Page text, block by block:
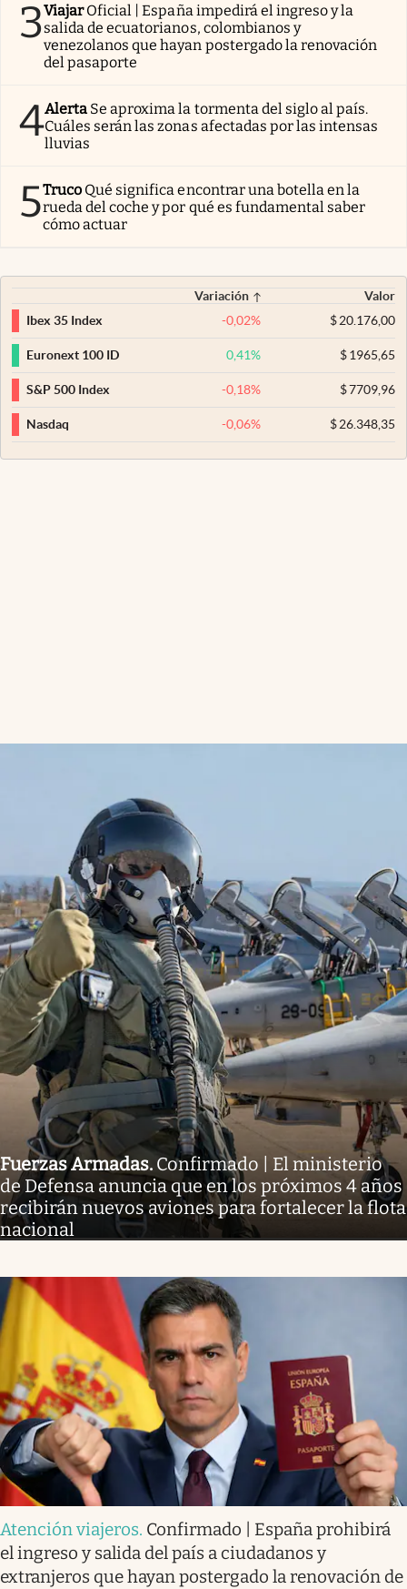
3Viajar Oficial | España impedirá el ingreso y la
salida de ecuatorianos, colombianos y
venezolanos que hayan postergado la renovación
del pasaporte
4Alerta Se aproxima la tormenta del siglo al país.
Cuáles serán las zonas afectadas por las intensas
lluvias
5Truco Qué significa encontrar una botella en la
rueda del coche y por qué es fundamental saber
cómo actuar
Variación
Valor
Ibex 35 Index
-0,02% $20.176,00
Euronext 100 ID 0,41% $1965,65
S&P 500 Index -0,18% $7709,96
Nasdaq -0,06% $26.348,35
Fuerzas Armadas. Confirmado | El ministerio
de Defensa anuncia que en los próximos 4 años
recibirán nuevos aviones para fortalecer la flota
nacional
Atención viajeros. Confirmado | España prohibirá
el ingreso y salida del país a ciudadanos y
extranjeros que hayan postergado la renovación de